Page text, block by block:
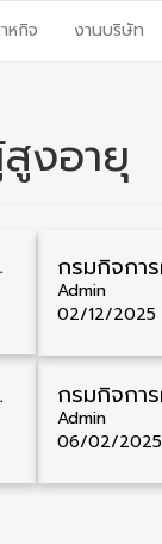
หกิจ งานบริษัท
งอายุ
คร 19 – 25 พฤษภาคม
Admin
02/12/2025
11 – 17 มิถุนายน
Admin
06/02/2025